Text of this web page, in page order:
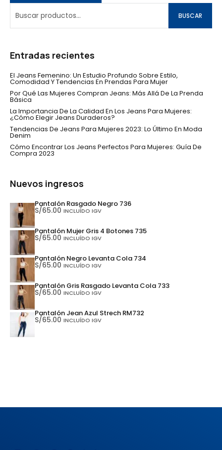
BUSCAR
Entradas recientes
El Jeans Femenino: Un Estudio Profundo Sobre Estilo,
Comodidad Y Tendencias En Prendas Para Mujer
Por Qué Las Mujeres Compran Jeans: Más Allá De La Prenda
Básica
La Importancia De La Calidad En Los Jeans Para Mujeres:
¿Cómo Elegir Jeans Duraderos?
Tendencias De Jeans Para Mujeres 2023: Lo Último En Moda
Denim
Cómo Encontrar Los Jeans Perfectos Para Mujeres: Guía De
Compra 2023
Nuevos ingresos
Pantalón Rasgado Negro 736
S/65.00 INCLUÍDO IGV
Pantalón Mujer Gris 4 Botones 735
S/65.00 INCLUÍDO IGV
Pantalón Negro Levanta Cola 734
S/65.00 INCLUÍDO IGV
Pantalón Gris Rasgado Levanta Cola 733
S/65.00 INCLUÍDO IGV
Pantalón Jean Azul Strech RM732
S/65.00 INCLUÍDO IGV